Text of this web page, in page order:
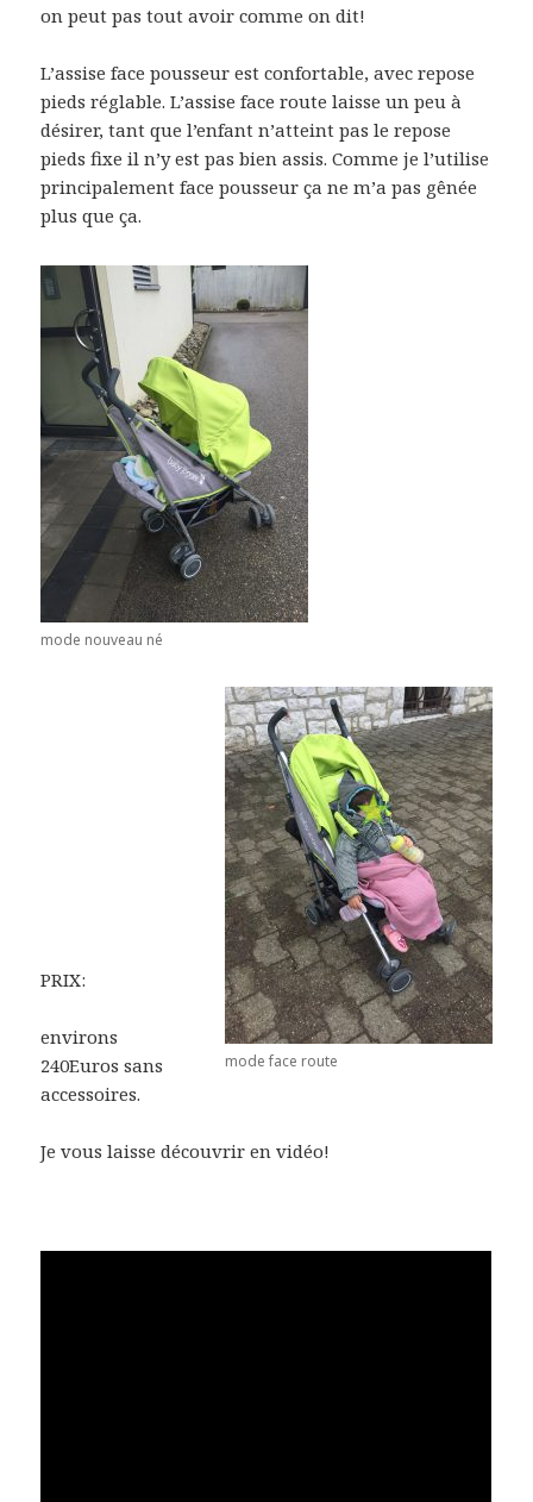
on peut pas tout avoir comme on dit!
L’assise face pousseur est confortable, avec repose
pieds réglable. L’assise face route laisse un peu à
désirer, tant que l’enfant n’atteint pas le repose
pieds fixe il n’y est pas bien assis. Comme je l’utilise
principalement face pousseur ça ne m’a pas gênée
plus que ça.
mode nouveau né
mode face route
PRIX:
environs
240Euros sans
accessoires.
Je vous laisse découvrir en vidéo!